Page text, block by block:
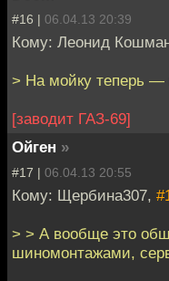
#16 | 06.04.13 20:39
Кому: Леонид
> На мойку теперь —
[заводит ГАЗ-69]
Ойген »
#17 | 06.04.13 20:55
Кому: Щербина307,
> > А вообще это
шиномонтажами,